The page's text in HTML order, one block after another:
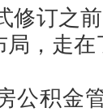
修订之
，走
公积金